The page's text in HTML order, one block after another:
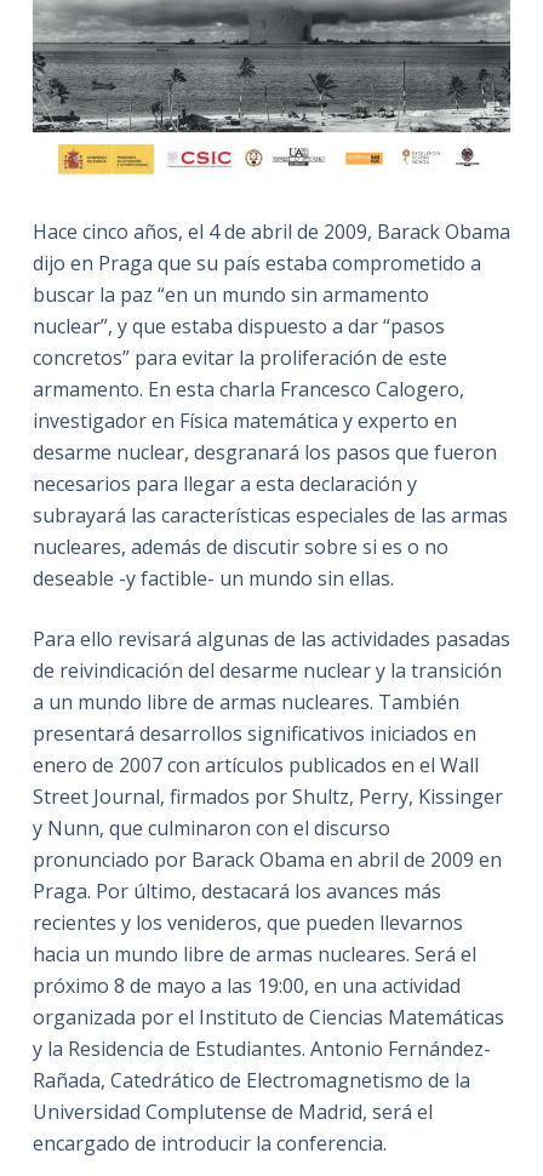
Hace cinco años, el 4 de abril de 2009, Barack Obama
dijo en Praga que su país estaba comprometido a
buscar la paz “en un mundo sin armamento
nuclear”, y que estaba dispuesto a dar “pasos
concretos” para evitar la proliferación de este
armamento. En esta charla Francesco Calogero,
investigador en Física matemática y experto en
desarme nuclear, desgranará los pasos que fueron
necesarios para llegar a esta declaración y
subrayará las características especiales de las armas
nucleares, además de discutir sobre si es o no
deseable -y factible- un mundo sin ellas.
Para ello revisará algunas de las actividades pasadas
de reivindicación del desarme nuclear y la transición
a un mundo libre de armas nucleares. También
presentará desarrollos significativos iniciados en
enero de 2007 con artículos publicados en el Wall
Street Journal, firmados por Shultz, Perry, Kissinger
y Nunn, que culminaron con el discurso
pronunciado por Barack Obama en abril de 2009 en
Praga. Por último, destacará los avances más
recientes y los venideros, que pueden llevarnos
hacia un mundo libre de armas nucleares. Será el
próximo 8 de mayo a las 19:00, en una actividad
organizada por el Instituto de Ciencias Matemáticas
y la Residencia de Estudiantes. Antonio Fernández-
Rañada, Catedrático de Electromagnetismo de la
Universidad Complutense de Madrid, será el
encargado de introducir la conferencia.